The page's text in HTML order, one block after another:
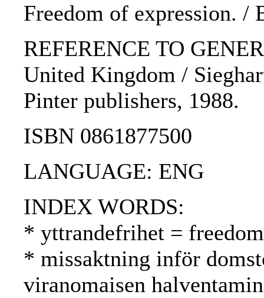
Freedom of expression. /
REFERENCE TO
United Kingdom /
Pinter publishers, 1988.
ISBN 0861877500
LANGUAGE: ENG
INDEX WORDS:
* yttrandefrihet =
* missaktning inför
viranomaisen